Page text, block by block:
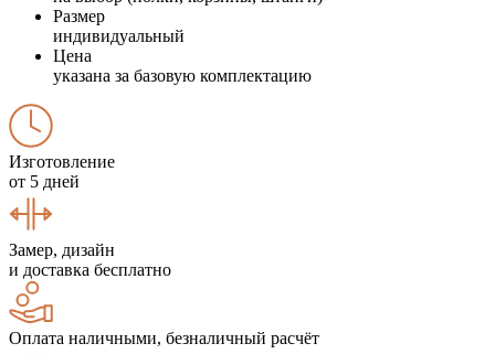
Размер
индивидуальный
Цена
указана за базовую комплектацию
Изготовление
от 5 дней
Замер, дизайн
и доставка бесплатно
Оплата наличными, безналичный расчёт